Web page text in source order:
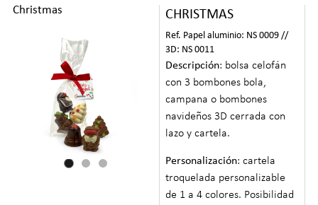
Christmas
CHRISTMAS
Ref. Papel aluminio: NS 0009 //
3D: NS 0011
Descripción: bolsa celofán
con 3 bombones bola,
campana o bombones
navideños 3D cerrada con
lazo y cartela.
Personalización: cartela
troquelada personalizable
de 1 a 4 colores. Posibilidad